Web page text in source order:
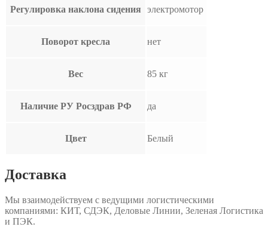
Регулировка наклона сидения электромотор
Поворот кресла нет
Вес 85 кг
Наличие РУ Росздрав РФ да
Цвет Белый
Доставка
Мы взаимодействуем с ведущими логистическими
компаниями: КИТ, СДЭК, Деловые Линии, Зеленая Логистика
и ПЭК.